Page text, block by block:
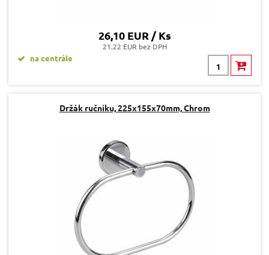
26,10 EUR / Ks
21.22 EUR bez DPH
na centrále
Držák ručníku, 225x155x70mm, Chrom